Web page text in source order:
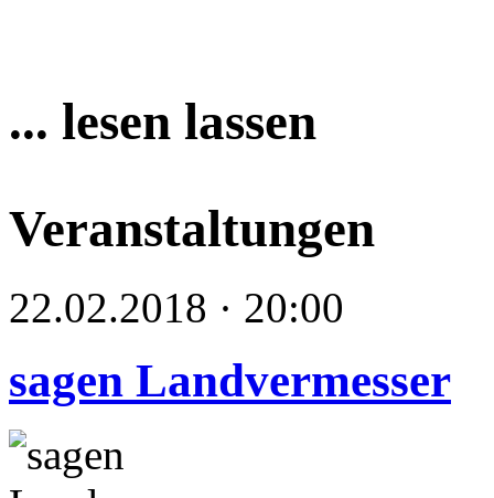
... lesen lassen
Veranstaltungen
22.02.2018 · 20:00
sagen Landvermesser